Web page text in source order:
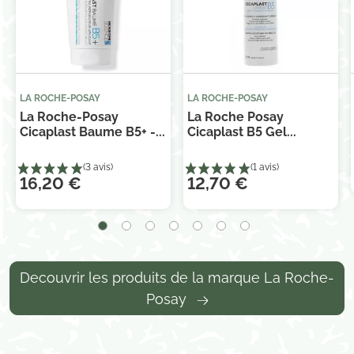
LA ROCHE-POSAY
La Roche-Posay
Cicaplast Baume B5+ -...
16,20 €
LA ROCHE-POSAY
La Roche Posay
Cicaplast B5 Gel...
12,70 €
Decouvrir les produits de la marque La Roche-
Posay